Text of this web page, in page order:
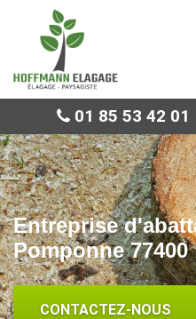
01 85 53 42 01
Entreprise
Pomponne 77400
CONTACTEZ-NOUS